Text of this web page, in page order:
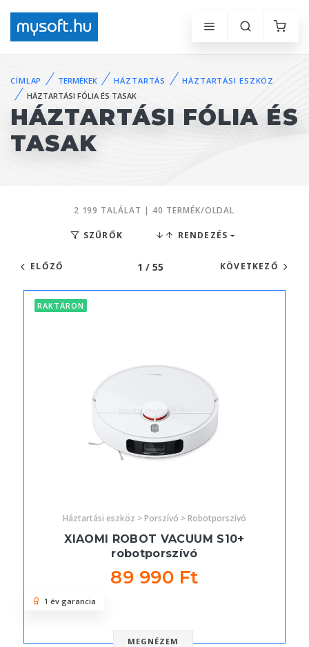
CÍMLAP TERMÉKEK HÁZTARTÁS
HÁZTARTÁSI ESZKÖZ
HÁZTARTÁSI FÓLIA ÉS TASAK
HÁZTARTÁSI FÓLIA ÉS
TASAK
2 199 TALÁLAT | 40 TERMÉK/OLDAL
SZŰRŐK RENDEZÉS
ELŐZŐ 1 / 55 KÖVETKEZŐ
RAKTÁRON
Háztartási eszköz > Porszívó > Robotporszívó
XIAOMI ROBOT VACUUM S10+
robotporszívó
89 990 Ft
MEGNÉZEM
1 év garancia